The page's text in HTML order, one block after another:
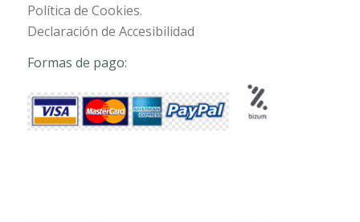
Política de Cookies.
Declaración de Accesibilidad
Formas de pago: